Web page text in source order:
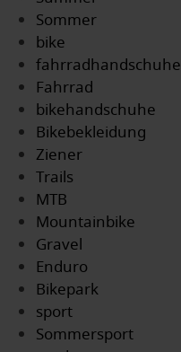
Sommer
bike
fahrradhandschuhe
Fahrrad
bikehandschuhe
Bikebekleidung
Ziener
Trails
MTB
Mountainbike
Gravel
Enduro
Bikepark
sport
Sommersport